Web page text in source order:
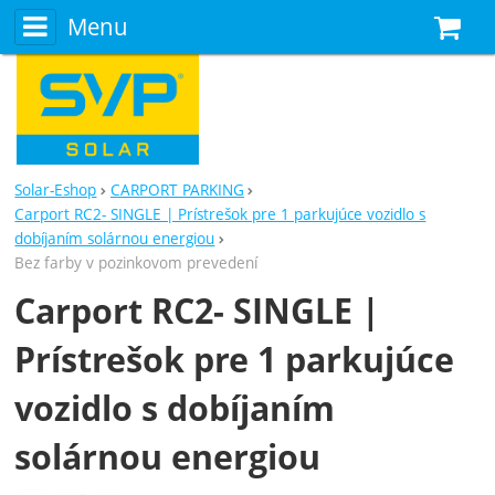
Menu
Solar-Eshop
CARPORT PARKING
Carport RC2- SINGLE | Prístrešok pre 1 parkujúce vozidlo s
dobíjaním solárnou energiou
Bez farby v pozinkovom prevedení
Carport RC2- SINGLE |
Prístrešok pre 1 parkujúce
vozidlo s dobíjaním
solárnou energiou